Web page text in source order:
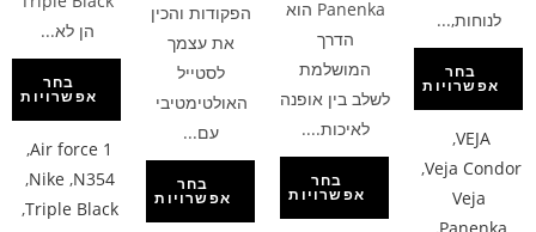
לנוחות,...
בחר
אפשרויות
VEJA
,
Veja Condor
,
Veja
Panenka הוא
הדרך
המושלמת
לשלב בין אופנה
לאיכות....
בחר
אפשרויות
הפקודות והכין
את עצמך
לסטייל
האולטימטיבי
עם...
בחר
אפשרויות
הן לא...
בחר
אפשרויות
Air force 1
,
N354
,
Nike
,
Triple Black
,